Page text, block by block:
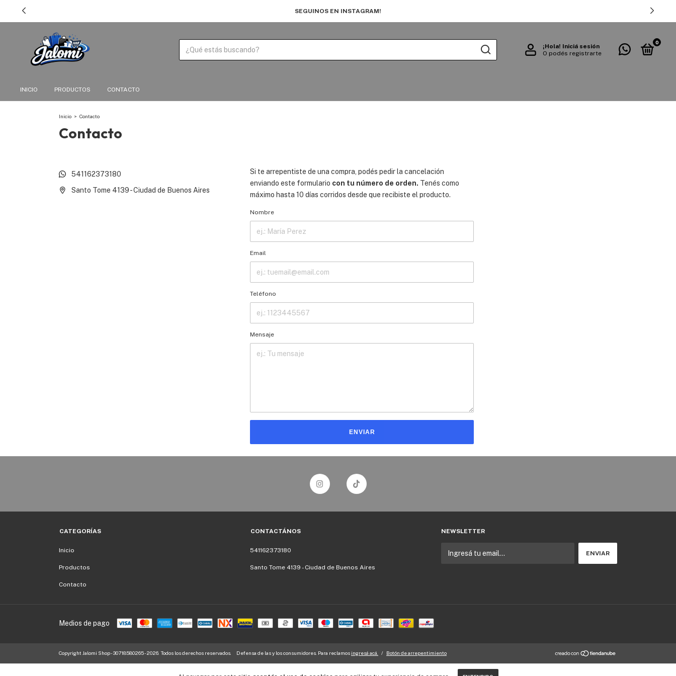
SEGUINOS EN INSTAGRAM!
¡Hola! Iniciá sesión
O podés registrarte
0
INICIO PRODUCTOS CONTACTO
Inicio > Contacto
Contacto
541162373180
Santo Tome 4139 - Ciudad de Buenos Aires
Si te arrepentiste de una compra, podés pedir la cancelación
enviando este formulario con tu número de orden. Tenés como
máximo hasta 10 días corridos desde que recibiste el producto.
Nombre
Email
Teléfono
Mensaje
ENVIAR
CATEGORÍAS
Inicio
Productos
Contacto
CONTACTÁNOS
541162373180
Santo Tome 4139 - Ciudad de Buenos Aires
NEWSLETTER
Medios de pago
Copyright Jalomi Shop - 30718580265 - 2026. Todos los derechos reservados. Defensa de las y los consumidores. Para reclamos ingresá acá. / Botón de arrepentimiento